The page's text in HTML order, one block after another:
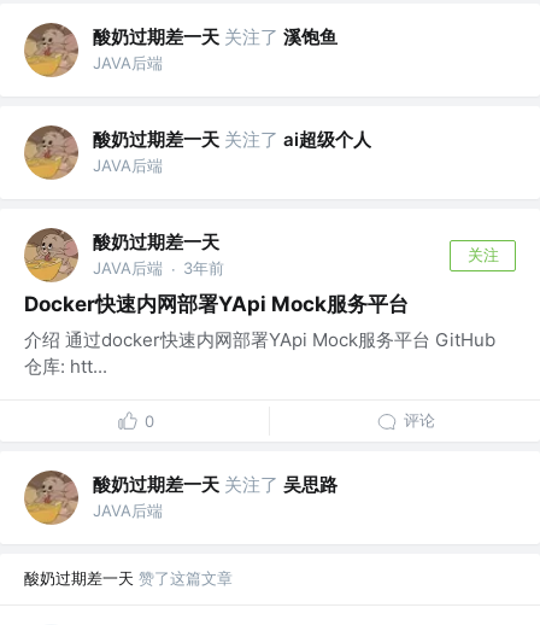
酸奶过期差一天 关注了 溪饱鱼
JAVA后端
酸奶过期差一天 关注了 ai超级个人
JAVA后端
酸奶过期差一天
JAVA后端 · 3年前
关注
Docker快速内网部署YApi Mock服务平台
介绍 通过docker快速内网部署YApi Mock服务平台 GitHub
仓库: htt...
0 评论
酸奶过期差一天 关注了 吴思路
JAVA后端
酸奶过期差一天 赞了这篇文章